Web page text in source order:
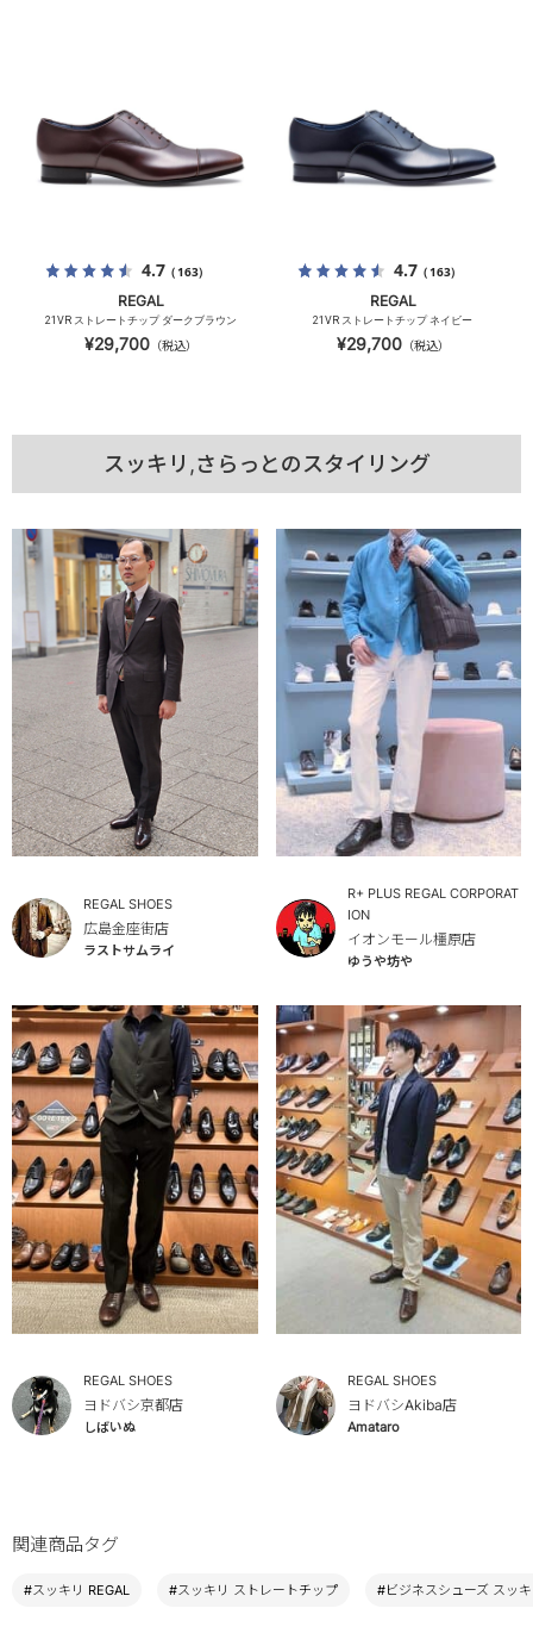
4.7（163）
REGAL
21VR ストレートチップ ダークブラウン
¥29,700（税込）
4.7（163）
REGAL
21VR ストレートチップ ネイビー
¥29,700（税込）
スッキリ,さらっとのスタイリング
REGAL SHOES
広島金座街店
ラストサムライ
R+ PLUS REGAL CORPORAT
ION
イオンモール橿原店
ゆうや坊や
REGAL SHOES
ヨドバシ京都店
しばいぬ
REGAL SHOES
ヨドバシAkiba店
Amataro
関連商品タグ
#スッキリ REGAL #スッキリ ストレートチップ #ビジネスシューズ スッ